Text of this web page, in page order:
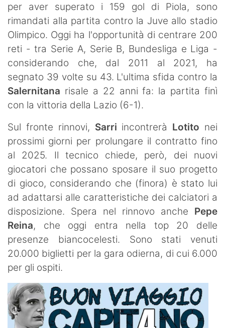
per aver superato i 159 gol di Piola, sono
rimandati alla partita contro la Juve allo stadio
Olimpico. Oggi ha l'opportunità di centrare 200
reti - tra Serie A, Serie B, Bundesliga e Liga -
considerando che, dal 2011 al 2021, ha
segnato 39 volte su 43. L'ultima sfida contro la
Salernitana risale a 22 anni fa: la partita finì
con la vittoria della Lazio (6-1).
Sul fronte rinnovi, Sarri incontrerà Lotito nei
prossimi giorni per prolungare il contratto fino
al 2025. Il tecnico chiede, però, dei nuovi
giocatori che possano sposare il suo progetto
di gioco, considerando che (finora) è stato lui
ad adattarsi alle caratteristiche dei calciatori a
disposizione. Spera nel rinnovo anche Pepe
Reina, che oggi entra nella top 20 delle
presenze biancocelesti. Sono stati venuti
20.000 biglietti per la gara odierna, di cui 6.000
per gli ospiti.